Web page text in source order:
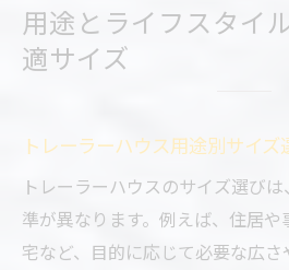
用途とライフスタイ
適サイズ
トレーラーハウス用途別サイ
トレーラーハウスのサイズ選び
準が異なります。例えば、住居
宅など、目的に応じて必要な広